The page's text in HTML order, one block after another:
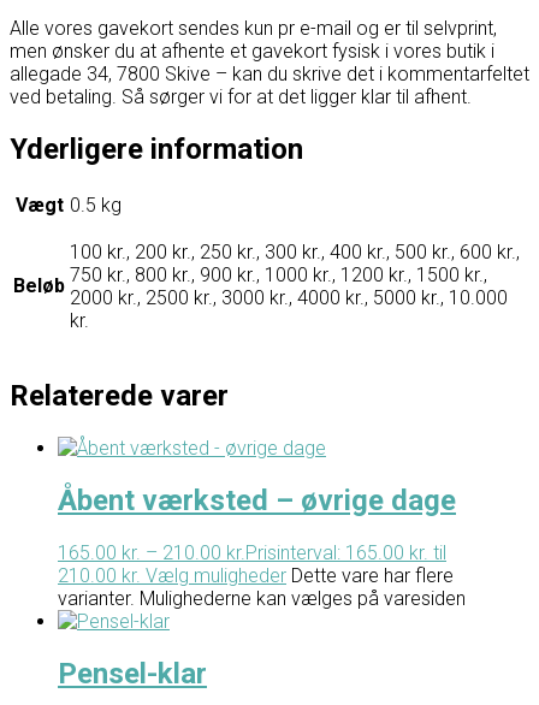
Alle vores gavekort sendes kun pr e-mail og er til selvprint,
men ønsker du at afhente et gavekort fysisk i vores butik i
allegade 34, 7800 Skive – kan du skrive det i kommentarfeltet
ved betaling. Så sørger vi for at det ligger klar til afhent.
Yderligere information
Vægt 0.5 kg
Beløb
100 kr., 200 kr., 250 kr., 300 kr., 400 kr., 500 kr., 600 kr.,
750 kr., 800 kr., 900 kr., 1000 kr., 1200 kr., 1500 kr.,
2000 kr., 2500 kr., 3000 kr., 4000 kr., 5000 kr., 10.000
kr.
Relaterede varer
Åbent værksted – øvrige dage
165.00 kr. – 210.00 kr. Prisinterval: 165.00 kr. til
210.00 kr. Vælg muligheder Dette vare har flere
varianter. Mulighederne kan vælges på varesiden
Pensel-klar